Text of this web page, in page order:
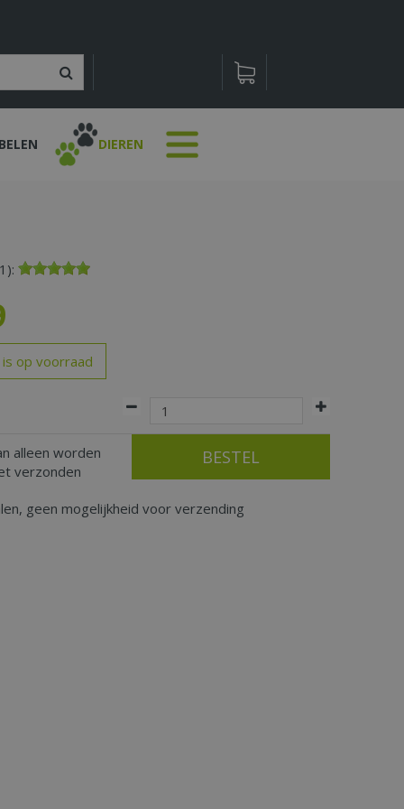
DIEREN
op voorraad
alleen worden
verzonden
geen mogelijkheid voor verzending